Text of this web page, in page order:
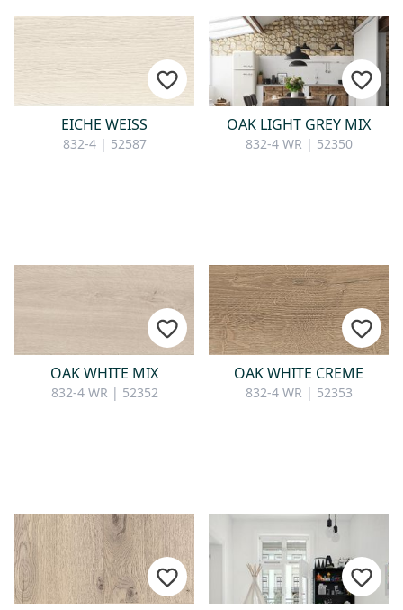
EICHE WEISS
832-4 | 52587
OAK LIGHT GREY MIX
832-4 WR | 52350
OAK WHITE MIX
832-4 WR | 52352
OAK WHITE CREME
832-4 WR | 52353